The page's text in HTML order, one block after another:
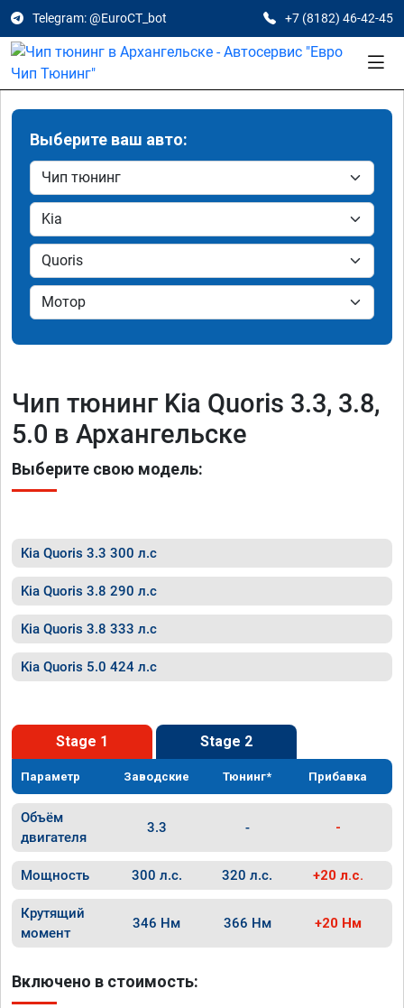
Telegram: @EuroCT_bot +7 (8182) 46-42-45
Выберите ваш авто:
Чип тюнинг Kia Quoris 3.3, 3.8,
5.0 в Архангельске
Выберите свою модель:
Kia Quoris 3.3 300 л.с
Kia Quoris 3.8 290 л.с
Kia Quoris 3.8 333 л.с
Kia Quoris 5.0 424 л.с
Stage 1 Stage 2
Параметр Заводские Тюнинг* Прибавка
Объём
двигателя
3.3 - -
Мощность 300 л.с. 320 л.с. +20 л.с.
Крутящий
момент
346 Нм 366 Нм +20 Нм
Включено в стоимость: